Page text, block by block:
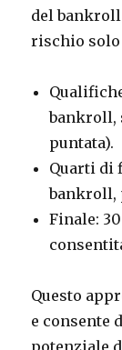
del bankroll
rischio solo
bankroll,
puntata).
Quarti di
bankroll,
Finale:
Questo
e consente
potenziale